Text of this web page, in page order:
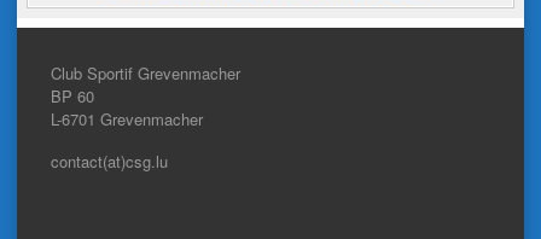
Club Sportif Grevenmacher
BP 60
L-6701 Grevenmacher
contact(at)csg.lu